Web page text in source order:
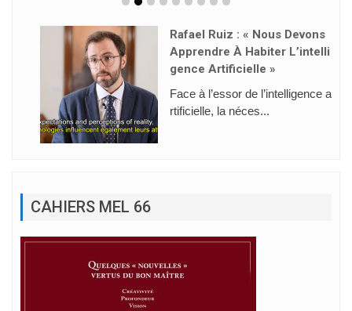
Rafael Ruiz : « Nous Devons
Apprendre À Habiter L’intelli
Gence Artificielle »
Face à l’essor de l’intelligence a
rtificielle, la néces...
CAHIERS MEL 66